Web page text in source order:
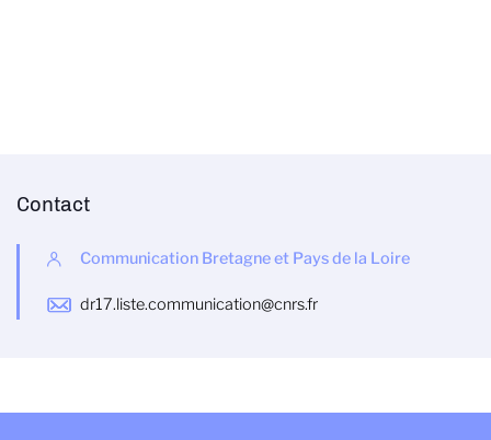
Contact
Communication Bretagne et Pays de la Loire
dr17.liste.communication@cnrs.fr